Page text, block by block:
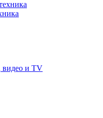
видео и TV